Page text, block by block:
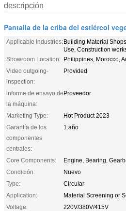
descripción
Pantalla de la criba del estiércol
Applicable Industries:Building Material
Use, Construction
Showroom Location: Philippines, Morocco,
Video outgoing-
inspection:
Provided
informe de ensayo de
la máquina:
Proveedor
Marketing Type:
Hot Product 2023
Garantía de los
componentes
centrales:
1 año
Core Components:
Engine, Bearing,
Condición:
Nuevo
Type:
Circular
Application:
Material Screening or
Voltage:
220V/380V/415V